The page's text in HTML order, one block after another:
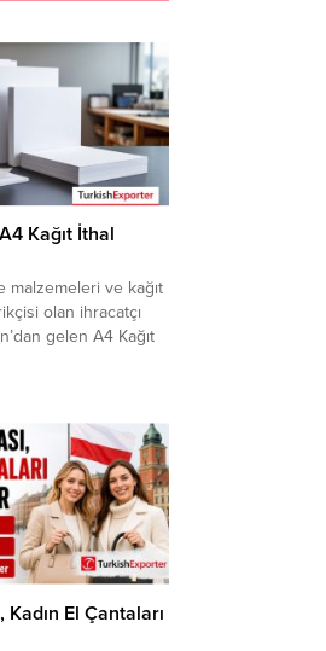
Kağıt İthal
malzemeleri ve kağıt
olan ihracatçı
gelen A4 Kağıt
pazarı fırsatı
iletişim
üyelerimiz
detaylarına
Tüm Kırtasiye
El Çantaları